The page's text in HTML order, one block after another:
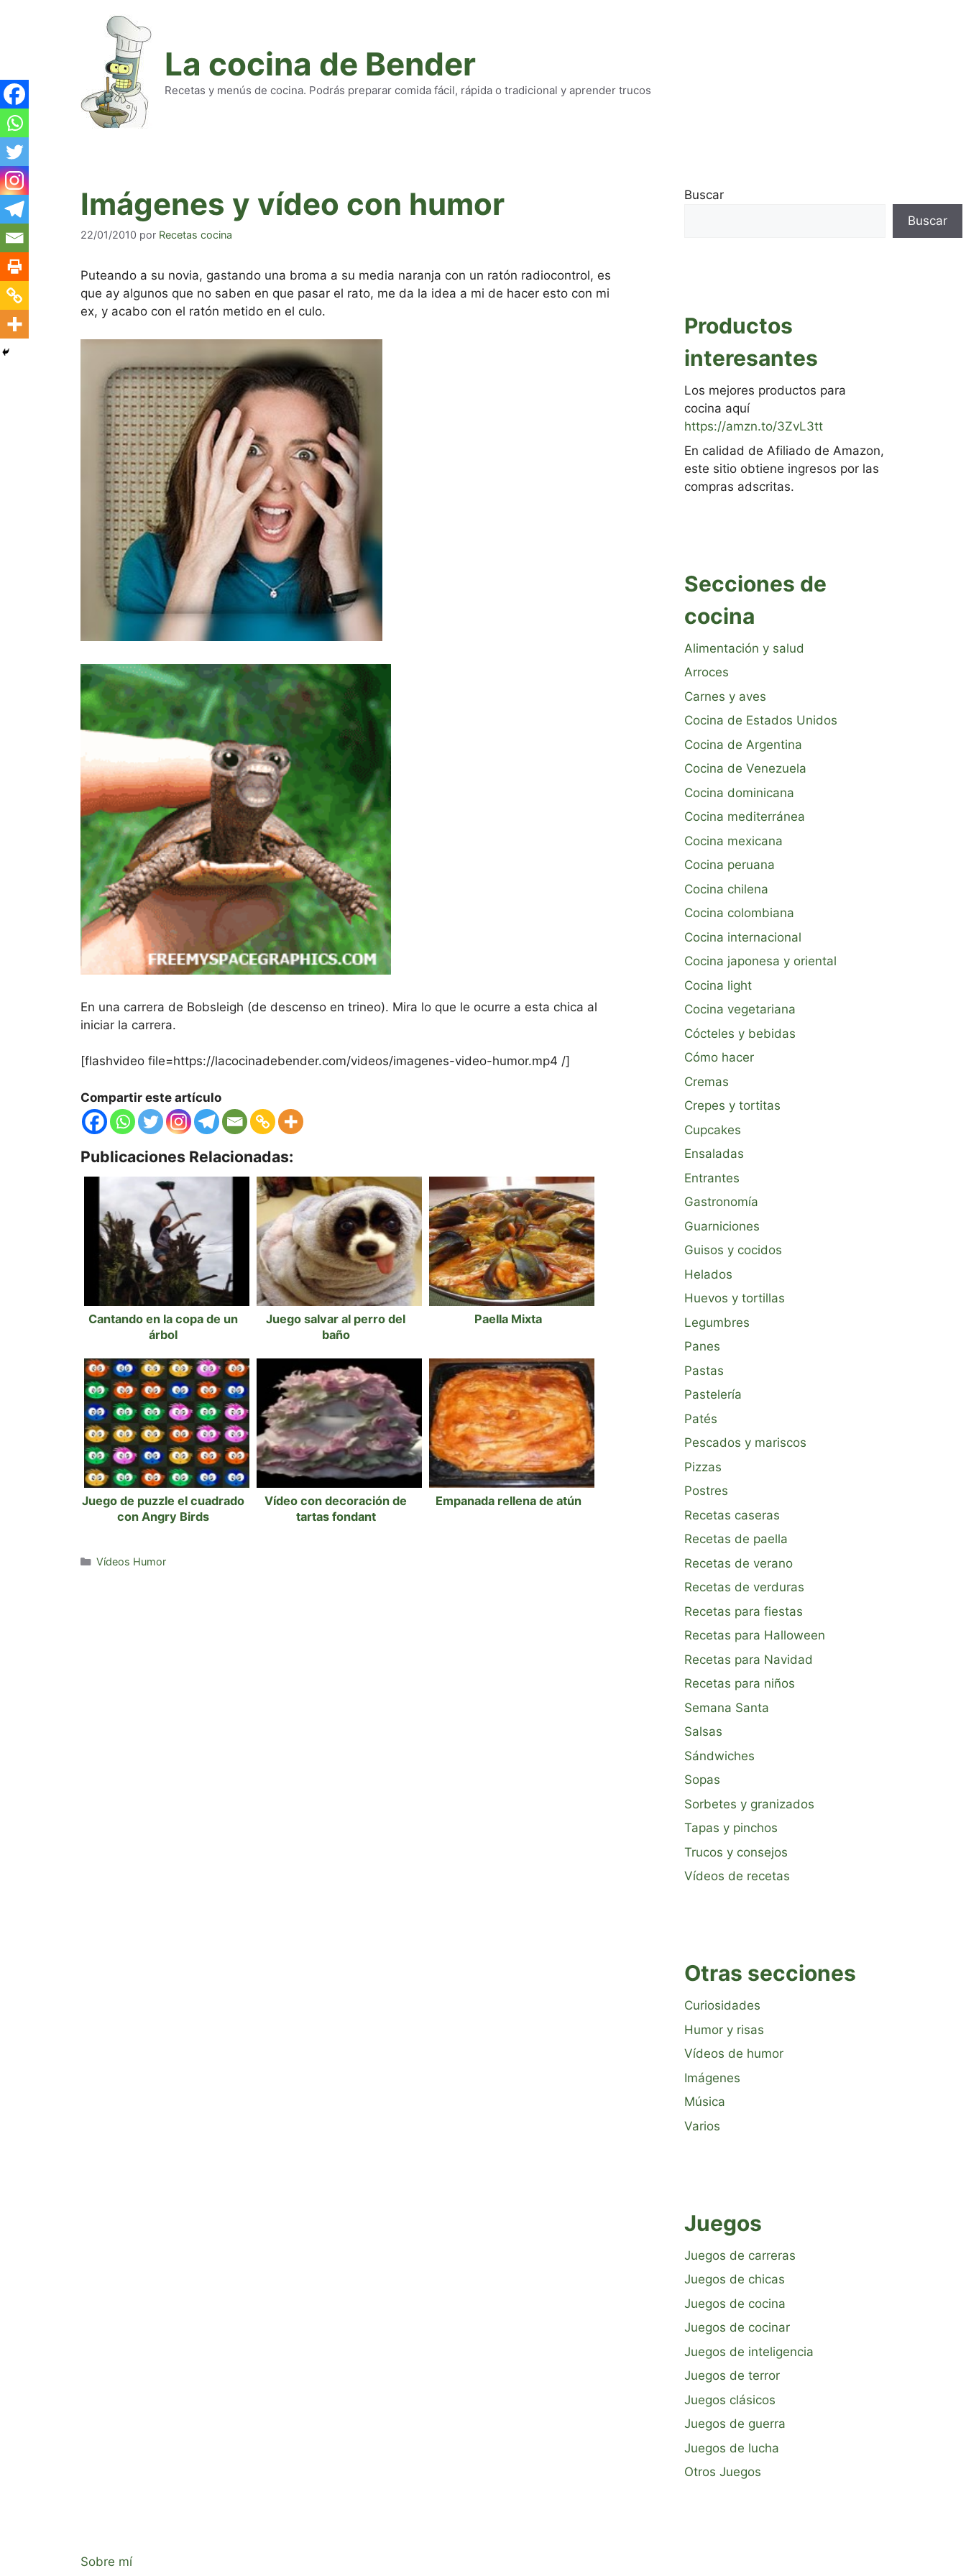
La cocina de Bender
Recetas y menús de cocina. Podrás preparar comida fácil, rápida o tradicional y aprender trucos
Imágenes y vídeo con humor
22/01/2010 por Recetas cocina
Puteando a su novia, gastando una broma a su media naranja con un ratón radiocontrol, es
que ay algunos que no saben en que pasar el rato, me da la idea a mi de hacer esto con mi
ex, y acabo con el ratón metido en el culo.
En una carrera de Bobsleigh (de descenso en trineo). Mira lo que le ocurre a esta chica al
iniciar la carrera.
[flashvideo file=https://lacocinadebender.com/videos/imagenes-video-humor.mp4 /]
Compartir este artículo
Publicaciones Relacionadas:
Cantando en la copa de un
árbol
Juego salvar al perro del
baño
Paella Mixta
Juego de puzzle el cuadrado
con Angry Birds
Vídeo con decoración de
tartas fondant
Empanada rellena de atún
Categorías
Vídeos Humor
Buscar
Buscar
Productos
interesantes
Los mejores productos para
cocina aquí
https://amzn.to/3ZvL3tt
En calidad de Afiliado de Amazon,
este sitio obtiene ingresos por las
compras adscritas.
Secciones de
cocina
Alimentación y salud
Arroces
Carnes y aves
Cocina de Estados Unidos
Cocina de Argentina
Cocina de Venezuela
Cocina dominicana
Cocina mediterránea
Cocina mexicana
Cocina peruana
Cocina chilena
Cocina colombiana
Cocina internacional
Cocina japonesa y oriental
Cocina light
Cocina vegetariana
Cócteles y bebidas
Cómo hacer
Cremas
Crepes y tortitas
Cupcakes
Ensaladas
Entrantes
Gastronomía
Guarniciones
Guisos y cocidos
Helados
Huevos y tortillas
Legumbres
Panes
Pastas
Pastelería
Patés
Pescados y mariscos
Pizzas
Postres
Recetas caseras
Recetas de paella
Recetas de verano
Recetas de verduras
Recetas para fiestas
Recetas para Halloween
Recetas para Navidad
Recetas para niños
Semana Santa
Salsas
Sándwiches
Sopas
Sorbetes y granizados
Tapas y pinchos
Trucos y consejos
Vídeos de recetas
Otras secciones
Curiosidades
Humor y risas
Vídeos de humor
Imágenes
Música
Varios
Juegos
Juegos de carreras
Juegos de chicas
Juegos de cocina
Juegos de cocinar
Juegos de inteligencia
Juegos de terror
Juegos clásicos
Juegos de guerra
Juegos de lucha
Otros Juegos
Sobre mí